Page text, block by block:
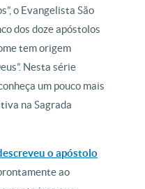
o Evangelista São
dos doze apóstolos
tem origem
Nesta série
um pouco mais
na Sagrada
o apóstolo
ao